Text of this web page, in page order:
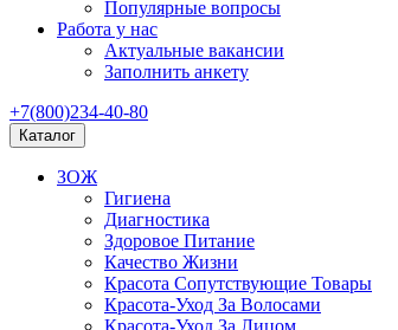
Популярные вопросы
Работа у нас
Актуальные вакансии
Заполнить анкету
+7(800)234-40-80
Каталог
ЗОЖ
Гигиена
Диагностика
Здоровое Питание
Качество Жизни
Красота Сопутствующие Товары
Красота-Уход За Волосами
Красота-Уход За Лицом